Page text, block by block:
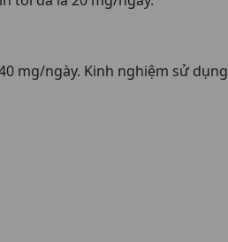
mg/ngày. Kinh nghiệm sử dụng